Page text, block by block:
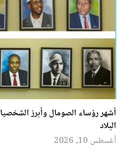
أشهر رؤساء الصومال وأبرز
البلاد
أغسطس 10, 2026